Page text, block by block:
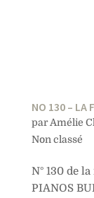
NO 130 – LA
parAmélie
Non classé
N° 130 de
PIANOS